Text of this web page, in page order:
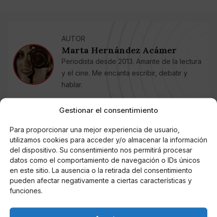
Gestionar el consentimiento
Para proporcionar una mejor experiencia de usuario,
utilizamos cookies para acceder y/o almacenar la información
del dispositivo. Su consentimiento nos permitirá procesar
datos como el comportamiento de navegación o IDs únicos
en este sitio. La ausencia o la retirada del consentimiento
pueden afectar negativamente a ciertas características y
funciones.
AUTOR
Marta Hernández Acámer
Periodista desde 2013. Amante de la lectura
y el cine. Me encanta escribir, debatir y
hablar.
Noticias relacionadas
Online Casino
Mejores Cripto Casinos Online en
Colombia 2025: Bitcoin Casinos
Online Casino